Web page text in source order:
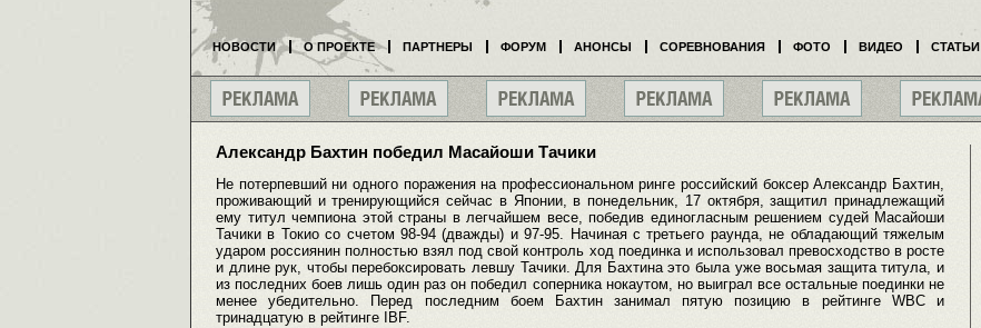
Александр Бахтин победил Масайоши Тачики
Не потерпевший ни одного поражения на профессиональном ринге российский боксер Александр Бахтин,
проживающий и тренирующийся сейчас в Японии, в понедельник, 17 октября, защитил принадлежащий
ему титул чемпиона этой страны в легчайшем весе, победив единогласным решением судей Масайоши
Тачики в Токио со счетом 98-94 (дважды) и 97-95. Начиная с третьего раунда, не обладающий тяжелым
ударом россиянин полностью взял под свой контроль ход поединка и использовал превосходство в росте
и длине рук, чтобы перебоксировать левшу Тачики. Для Бахтина это была уже восьмая защита титула, и
из последних боев лишь один раз он победил соперника нокаутом, но выиграл все остальные поединки не
менее убедительно. Перед последним боем Бахтин занимал пятую позицию в рейтинге WBC и
тринадцатую в рейтинге IBF.
НОВОСТИ О ПРОЕКТЕ ПАРТНЕРЫ ФОРУМ АНОНСЫ СОРЕВНОВАНИЯ ФОТО ВИДЕО СТАТЬИ